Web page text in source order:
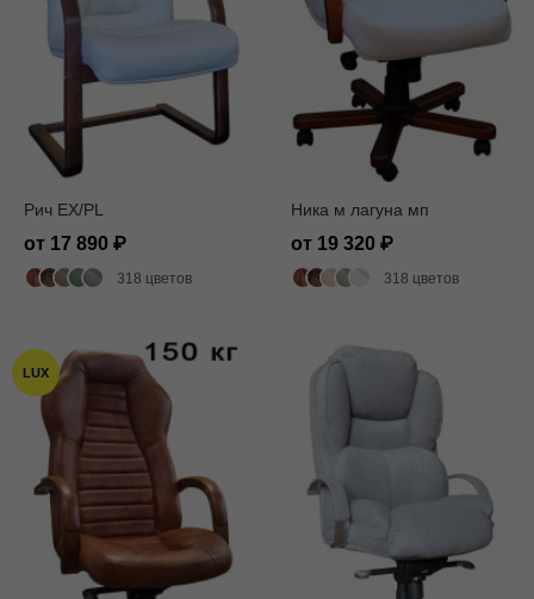
Рич EX/PL
от 17 890
318 цветов
Ника м лагуна мп
от 19 320
318 цветов
LUX